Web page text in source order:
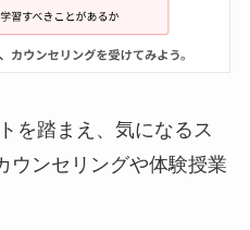
を踏まえ、気になるス
ウンセリングや体験授業